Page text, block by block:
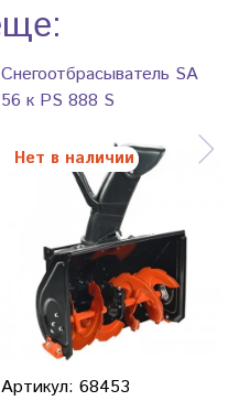
Снегоотбрасыватель SA
56 к PS 888 S
Нет в наличии
Артикул: 68453